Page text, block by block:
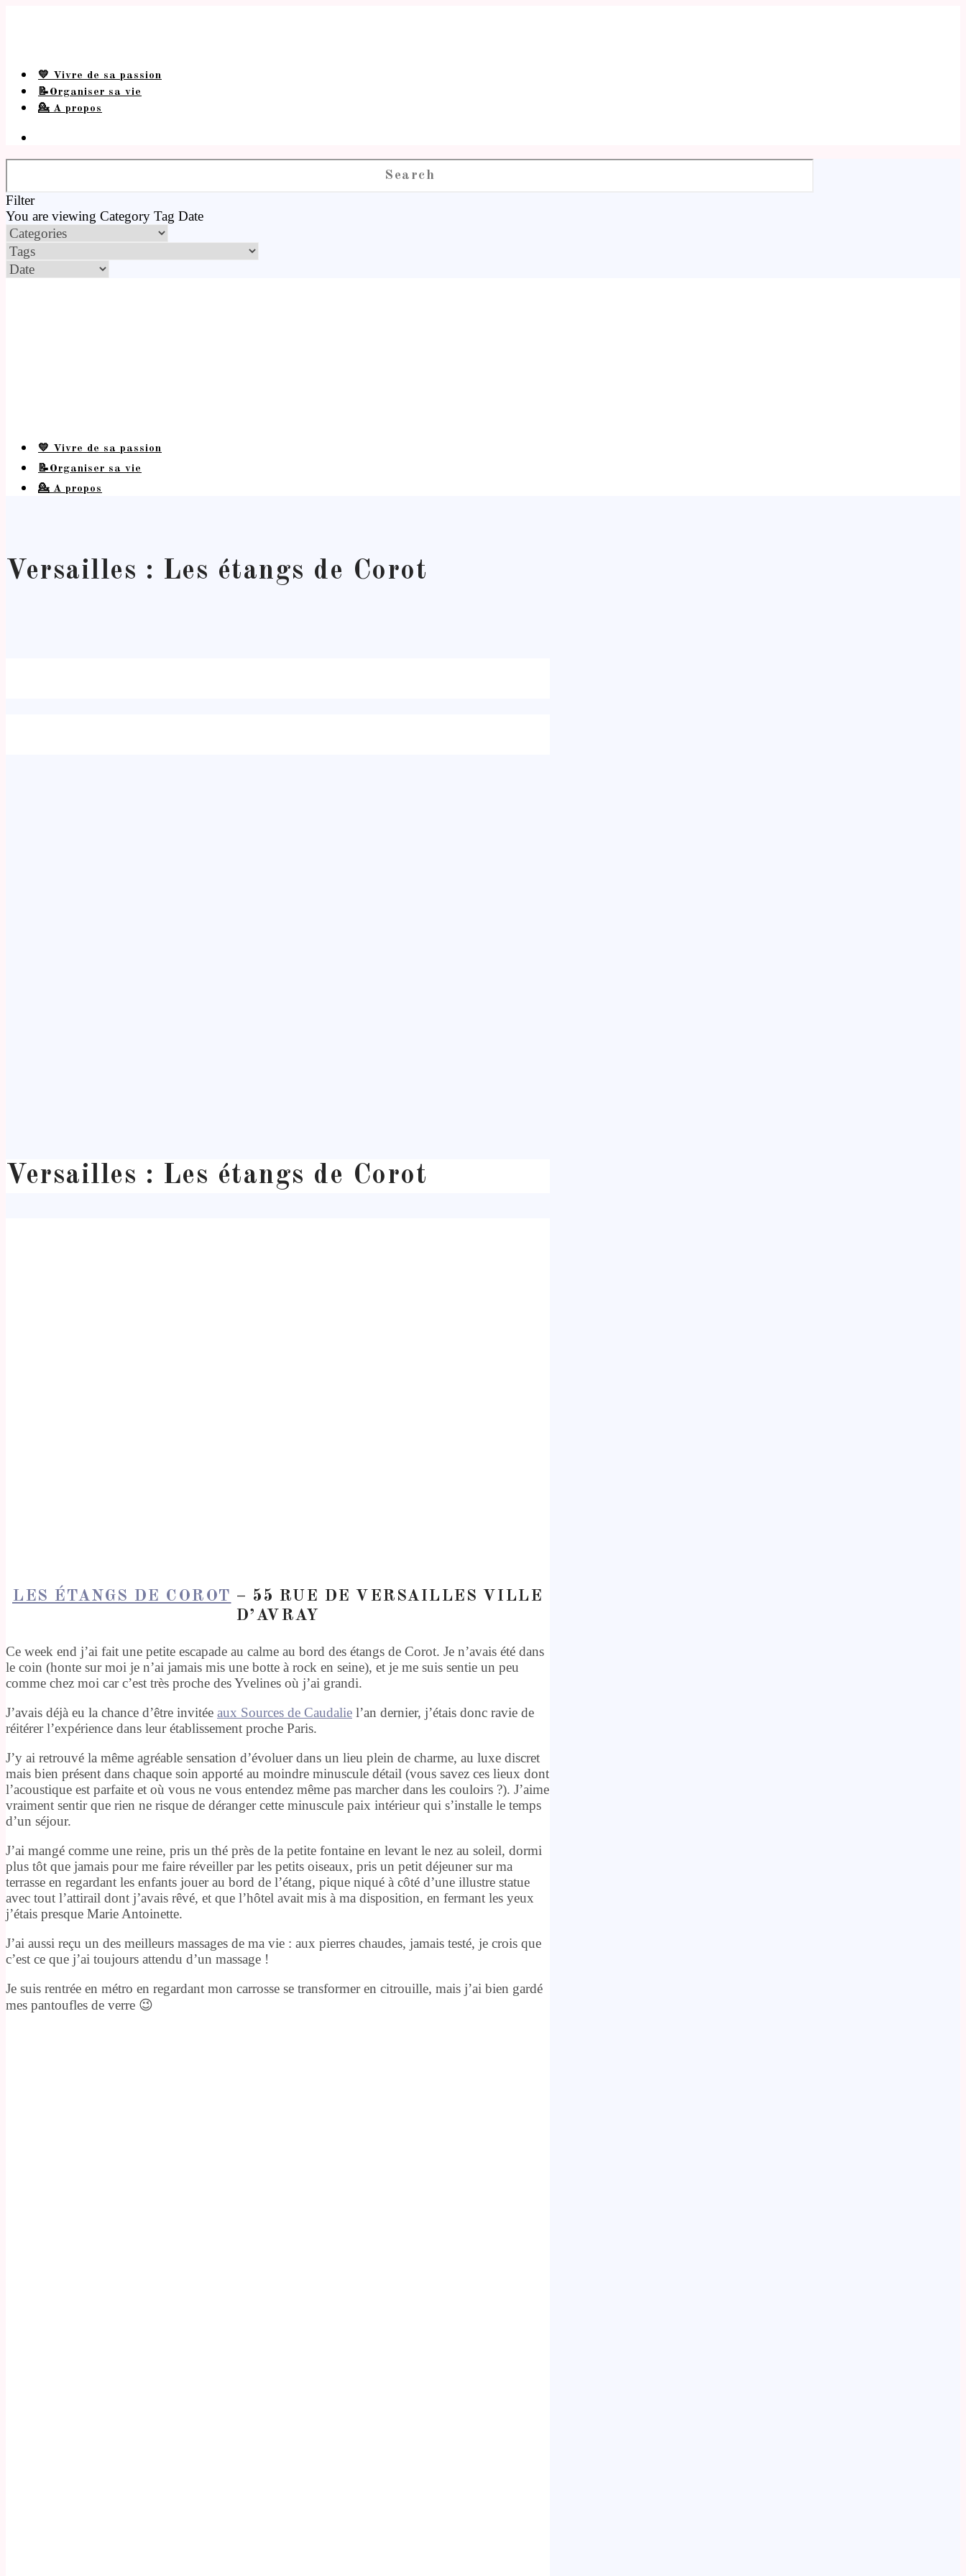
💛 Vivre de sa passion
📝Organiser sa vie
💁 A propos
Filter
You are viewing Category Tag Date
💛 Vivre de sa passion
📝Organiser sa vie
💁 A propos
Versailles : Les étangs de Corot
Versailles : Les étangs de Corot
LES ÉTANGS DE COROT – 55 RUE DE VERSAILLES VILLE
D’AVRAY
Ce week end j’ai fait une petite escapade au calme au bord des étangs de Corot. Je n’avais été dans
le coin (honte sur moi je n’ai jamais mis une botte à rock en seine), et je me suis sentie un peu
comme chez moi car c’est très proche des Yvelines où j’ai grandi.
J’avais déjà eu la chance d’être invitée aux Sources de Caudalie l’an dernier, j’étais donc ravie de
réitérer l’expérience dans leur établissement proche Paris.
J’y ai retrouvé la même agréable sensation d’évoluer dans un lieu plein de charme, au luxe discret
mais bien présent dans chaque soin apporté au moindre minuscule détail (vous savez ces lieux dont
l’acoustique est parfaite et où vous ne vous entendez même pas marcher dans les couloirs ?). J’aime
vraiment sentir que rien ne risque de déranger cette minuscule paix intérieur qui s’installe le temps
d’un séjour.
J’ai mangé comme une reine, pris un thé près de la petite fontaine en levant le nez au soleil, dormi
plus tôt que jamais pour me faire réveiller par les petits oiseaux, pris un petit déjeuner sur ma
terrasse en regardant les enfants jouer au bord de l’étang, pique niqué à côté d’une illustre statue
avec tout l’attirail dont j’avais rêvé, et que l’hôtel avait mis à ma disposition, en fermant les yeux
j’étais presque Marie Antoinette.
J’ai aussi reçu un des meilleurs massages de ma vie : aux pierres chaudes, jamais testé, je crois que
c’est ce que j’ai toujours attendu d’un massage !
Je suis rentrée en métro en regardant mon carrosse se transformer en citrouille, mais j’ai bien gardé
mes pantoufles de verre 😉